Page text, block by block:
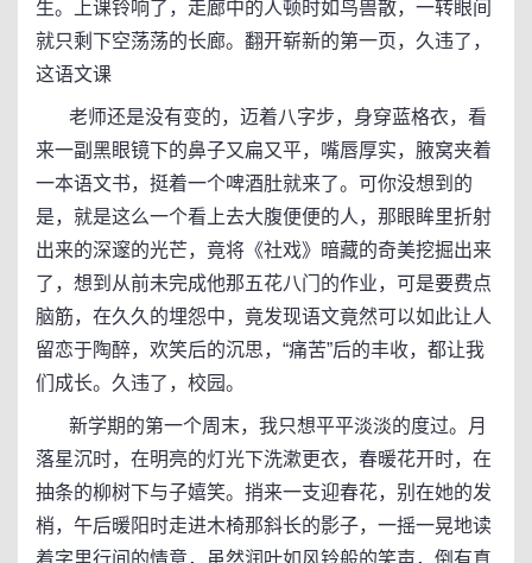
生。上课铃响了，走廊中的人顿时如鸟兽散，一转眼间
就只剩下空荡荡的长廊。翻开崭新的第一页，久违了，
这语文课
老师还是没有变的，迈着八字步，身穿蓝格衣，看
来一副黑眼镜下的鼻子又扁又平，嘴唇厚实，腋窝夹着
一本语文书，挺着一个啤酒肚就来了。可你没想到的
是，就是这么一个看上去大腹便便的人，那眼眸里折射
出来的深邃的光芒，竟将《社戏》暗藏的奇美挖掘出来
了，想到从前未完成他那五花八门的作业，可是要费点
脑筋，在久久的埋怨中，竟发现语文竟然可以如此让人
留恋于陶醉，欢笑后的沉思，“痛苦”后的丰收，都让我
们成长。久违了，校园。
新学期的第一个周末，我只想平平淡淡的度过。月
落星沉时，在明亮的灯光下洗漱更衣，春暖花开时，在
抽条的柳树下与子嬉笑。捎来一支迎春花，别在她的发
梢，午后暖阳时走进木椅那斜长的影子，一摇一晃地读
着字里行间的情意，虽然润叶如风铃般的笑声，倒有真